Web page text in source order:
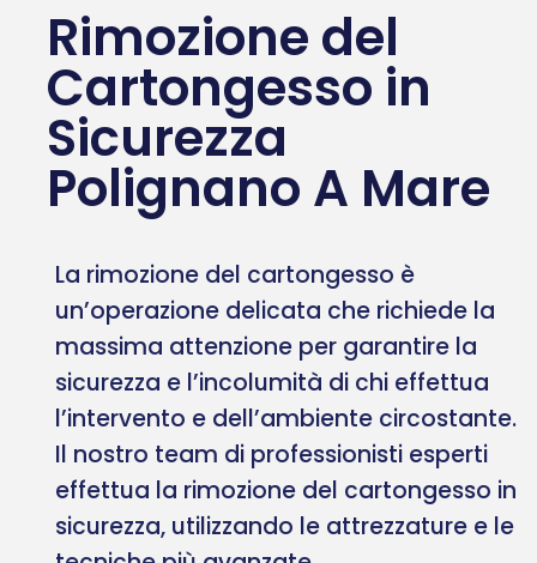
Rimozione del
Cartongesso in
Sicurezza
Polignano A Mare
La rimozione del cartongesso è
un’operazione delicata che richiede la
massima attenzione per garantire la
sicurezza e l’incolumità di chi effettua
l’intervento e dell’ambiente circostante.
Il nostro team di professionisti esperti
effettua la rimozione del cartongesso in
sicurezza, utilizzando le attrezzature e le